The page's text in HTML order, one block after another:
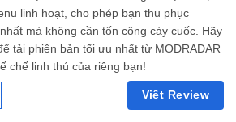
linh hoạt, cho phép bạn thu phục
mà không cần tốn công cày cuốc. Hãy
tải phiên bản tối ưu nhất từ MODRADAR
chế linh thú của riêng bạn!
Viết Review